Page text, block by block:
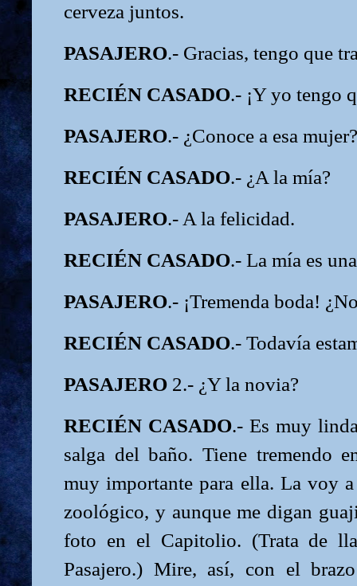
cerveza juntos.
PASAJERO.- Gracias, tengo que
RECIÉN CASADO.- ¡Y yo tengo
PASAJERO.- ¿Conoce a esa mujer?
RECIÉN CASADO.- ¿A la mía?
PASAJERO.- A la felicidad.
RECIÉN CASADO.- La mía es
PASAJERO.- ¡Tremenda boda!
RECIÉN CASADO.- Todavía
PASAJERO 2.- ¿Y la novia?
RECIÉN CASADO.- Es muy
salga del baño. Tiene tremendo
muy importante para ella. La voy
zoológico, y aunque me digan
foto en el Capitolio. (Trata de
Pasajero.) Mire, así, con el